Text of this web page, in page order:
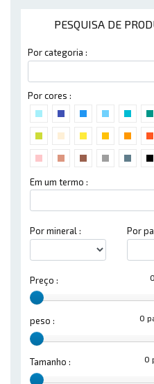
PESQUISA DE
Por categoria :
Por cores :
Em um termo :
Por mineral : Por
Preço :
0
peso :
0
Tamanho :